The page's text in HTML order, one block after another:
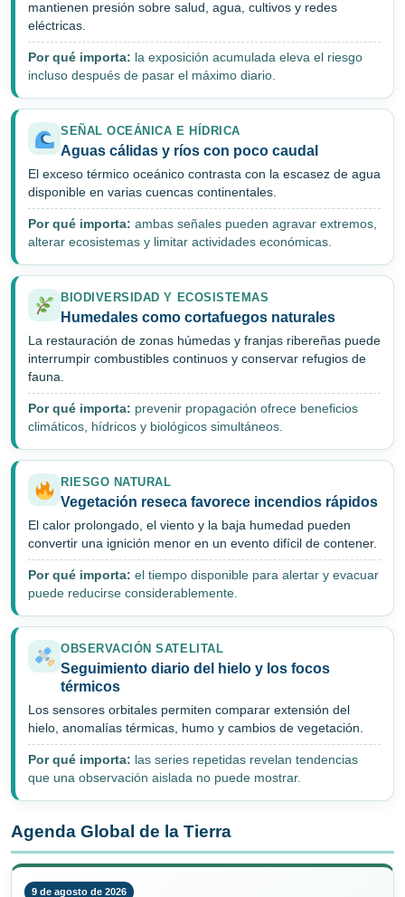
mantienen presión sobre salud, agua, cultivos y redes
eléctricas.
Por qué importa: la exposición acumulada eleva el riesgo
incluso después de pasar el máximo diario.
SEÑAL OCEÁNICA E HÍDRICA
Aguas cálidas y ríos con poco caudal
El exceso térmico oceánico contrasta con la escasez de agua
disponible en varias cuencas continentales.
Por qué importa: ambas señales pueden agravar extremos,
alterar ecosistemas y limitar actividades económicas.
BIODIVERSIDAD Y ECOSISTEMAS
Humedales como cortafuegos naturales
La restauración de zonas húmedas y franjas ribereñas puede
interrumpir combustibles continuos y conservar refugios de
fauna.
Por qué importa: prevenir propagación ofrece beneficios
climáticos, hídricos y biológicos simultáneos.
RIESGO NATURAL
Vegetación reseca favorece incendios rápidos
El calor prolongado, el viento y la baja humedad pueden
convertir una ignición menor en un evento difícil de contener.
Por qué importa: el tiempo disponible para alertar y evacuar
puede reducirse considerablemente.
OBSERVACIÓN SATELITAL
Seguimiento diario del hielo y los focos
térmicos
Los sensores orbitales permiten comparar extensión del
hielo, anomalías térmicas, humo y cambios de vegetación.
Por qué importa: las series repetidas revelan tendencias
que una observación aislada no puede mostrar.
Agenda Global de la Tierra
9 de agosto de 2026